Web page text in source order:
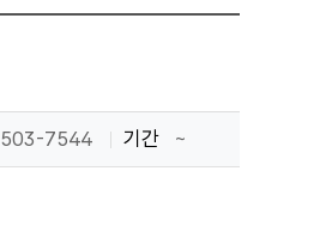
503-7544 기간 ~